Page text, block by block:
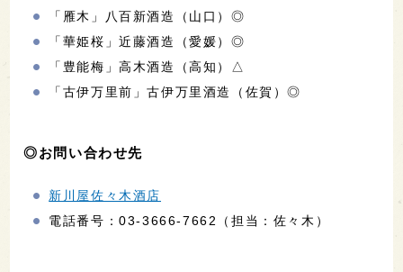
「雁木」八百新酒造（山口）◎
「華姫桜」近藤酒造（愛媛）◎
「豊能梅」高木酒造（高知）△
「古伊万里前」古伊万里酒造（佐賀）◎
◎お問い合わせ先
新川屋佐々木酒店
電話番号：03-3666-7662（担当：佐々木）